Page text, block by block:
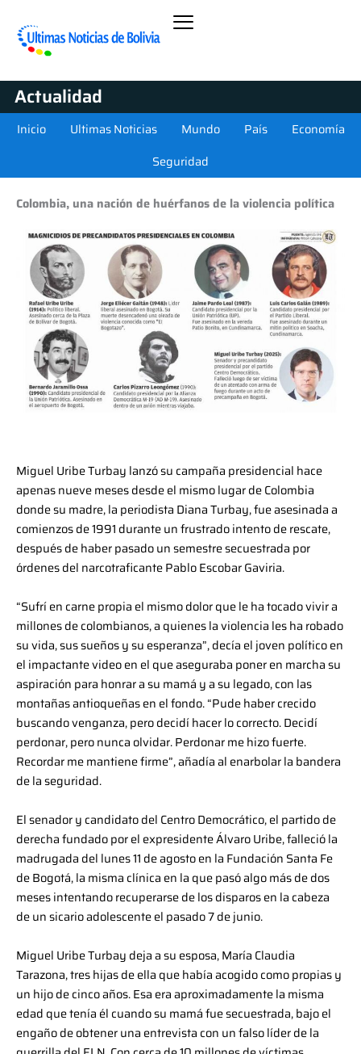
Actualidad
Inicio Ultimas Noticias Mundo País
Economía
Seguridad
Colombia, una nación de huérfanos de la violencia política
Miguel Uribe Turbay lanzó su campaña presidencial hace
apenas nueve meses desde el mismo lugar de Colombia
donde su madre, la periodista Diana Turbay, fue asesinada a
comienzos de 1991 durante un frustrado intento de rescate,
después de haber pasado un semestre secuestrada por
órdenes del narcotraficante Pablo Escobar Gaviria.
“Sufrí en carne propia el mismo dolor que le ha tocado vivir a
millones de colombianos, a quienes la violencia les ha robado
su vida, sus sueños y su esperanza”, decía el joven político en
el impactante video en el que aseguraba poner en marcha su
aspiración para honrar a su mamá y a su legado, con las
montañas antioqueñas en el fondo. “Pude haber crecido
buscando venganza, pero decidí hacer lo correcto. Decidí
perdonar, pero nunca olvidar. Perdonar me hizo fuerte.
Recordar me mantiene firme”, añadía al enarbolar la bandera
de la seguridad.
El senador y candidato del Centro Democrático, el partido de
derecha fundado por el expresidente Álvaro Uribe, falleció la
madrugada del lunes 11 de agosto en la Fundación Santa Fe
de Bogotá, la misma clínica en la que pasó algo más de dos
meses intentando recuperarse de los disparos en la cabeza
de un sicario adolescente el pasado 7 de junio.
Miguel Uribe Turbay deja a su esposa, María Claudia
Tarazona, tres hijas de ella que había acogido como propias y
un hijo de cinco años. Esa era aproximadamente la misma
edad que tenía él cuando su mamá fue secuestrada, bajo el
engaño de obtener una entrevista con un falso líder de la